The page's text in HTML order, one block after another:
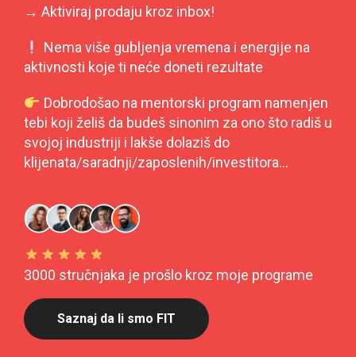
→ Aktiviraj prodaju kroz inbox!
Nema više gubljenja vremena i energije na
aktivnosti koje ti neće doneti rezultate
Dobrodošao na mentorski program namenjen
tebi koji želiš da budeš sinonim za ono što radiš u
svojoj industriji i lakše dolaziš do
klijenata/saradnji/zaposlenih/investitora…
3000 stručnjaka je prošlo kroz moje programe
Saznaj da li smo FIT